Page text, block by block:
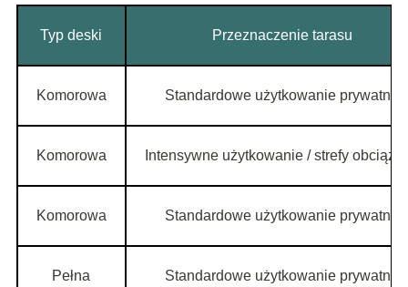
Typ deski Przeznaczenie tarasu
Komorowa Standardowe użytkowanie prywatne
Komorowa Intensywne użytkowanie / strefy
Komorowa Standardowe użytkowanie prywatne
Pełna Standardowe użytkowanie prywatne